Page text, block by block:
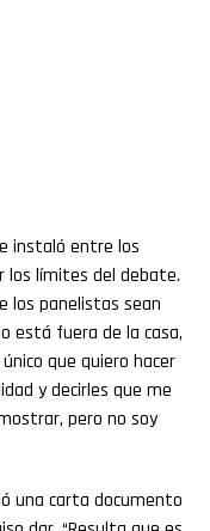
instaló entre los
los límites del debate.
los panelistas sean
está fuera de la casa,
que quiero hacer
y decirles que me
pero no soy
una carta documento